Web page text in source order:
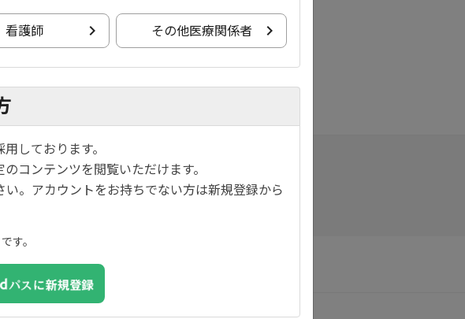
お問い合わせ
看護師 その他医療関係者
しております。
コンテンツを閲覧いただけます。
。アカウントをお持ちでない方は新規登録から
す。